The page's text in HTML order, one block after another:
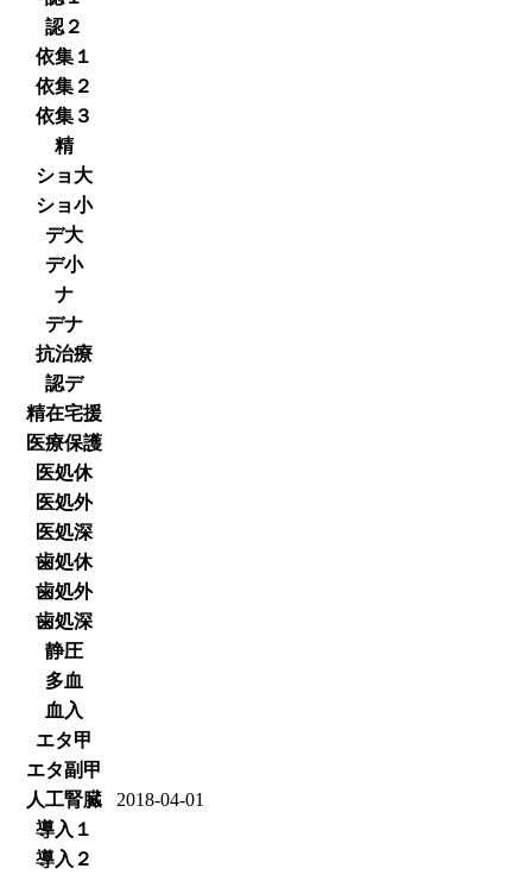
認２
依集１
依集２
依集３
精
ショ大
ショ小
デ大
デ小
ナ
デナ
抗治療
認デ
精在宅援
医療保護
医処休
医処外
医処深
歯処休
歯処外
歯処深
静圧
多血
血入
エタ甲
エタ副甲
人工腎臓
2018-04-01
導入１
導入２